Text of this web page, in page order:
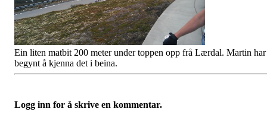
Ein liten matbit 200 meter under toppen opp frå Lærdal. Martin har
begynt å kjenna det i beina.
Logg inn for å skrive en kommentar.